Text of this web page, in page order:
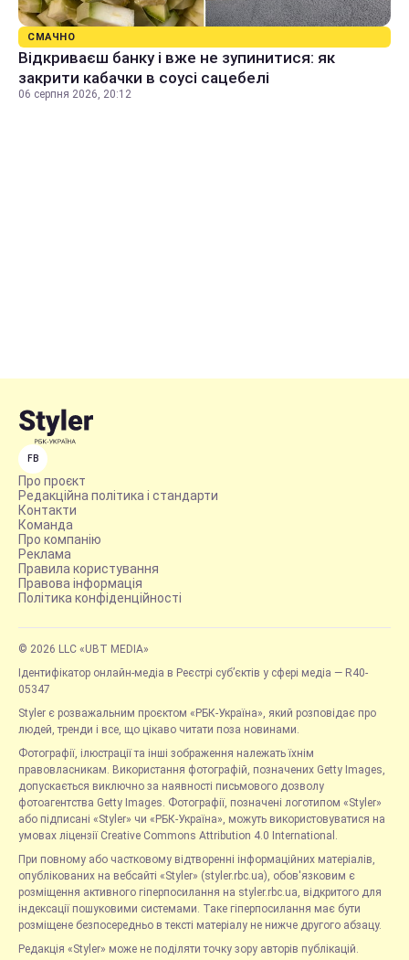
СМАЧНО
Відкриваєш банку і вже не зупинитися: як
закрити кабачки в соусі сацебелі
06 серпня 2026, 20:12
FB
Про проєкт
Редакційна політика і стандарти
Контакти
Команда
Про компанію
Реклама
Правила користування
Правова інформація
Політика конфіденційності
© 2026 LLC «UBT MEDIA»
Ідентифікатор онлайн-медіа в Реєстрі суб’єктів у сфері медіа — R40-
05347
Styler є розважальним проєктом «РБК-Україна», який розповідає про
людей, тренди і все, що цікаво читати поза новинами.
Фотографії, ілюстрації та інші зображення належать їхнім
правовласникам. Використання фотографій, позначених Getty Images,
допускається виключно за наявності письмового дозволу
фотоагентства Getty Images. Фотографії, позначені логотипом «Styler»
або підписані «Styler» чи «РБК-Україна», можуть використовуватися на
умовах ліцензії Creative Commons Attribution 4.0 International.
При повному або частковому відтворенні інформаційних матеріалів,
опублікованих на вебсайті «Styler» (styler.rbc.ua), обов'язковим є
розміщення активного гіперпосилання на styler.rbc.ua, відкритого для
індексації пошуковими системами. Таке гіперпосилання має бути
розміщене безпосередньо в тексті матеріалу не нижче другого абзацу.
Редакція «Styler» може не поділяти точку зору авторів публікацій.